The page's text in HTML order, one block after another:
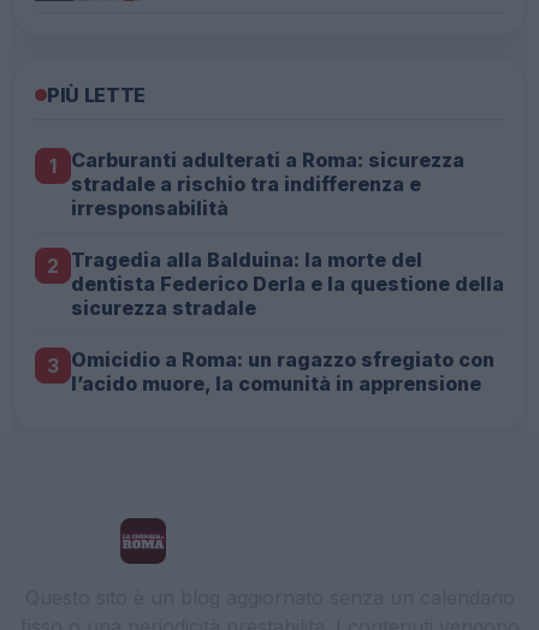
PIÙ LETTE
1
Carburanti adulterati a Roma: sicurezza
stradale a rischio tra indifferenza e
irresponsabilità
2 Tragedia alla Balduina: la morte del
dentista Federico Derla e la questione della
sicurezza stradale
3 Omicidio a Roma: un ragazzo sfregiato con
l’acido muore, la comunità in apprensione